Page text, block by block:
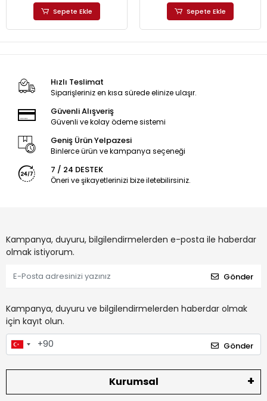
Sepete Ekle Sepete Ekle
Hızlı Teslimat
Siparişleriniz en kısa sürede elinize ulaşır.
Güvenli Alışveriş
Güvenli ve kolay ödeme sistemi
Geniş Ürün Yelpazesi
Binlerce ürün ve kampanya seçeneği
7 / 24 DESTEK
Öneri ve şikayetlerinizi bize iletebilirsiniz.
Kampanya, duyuru, bilgilendirmelerden e-posta ile haberdar
olmak istiyorum.
Gönder
Kampanya, duyuru ve bilgilendirmelerden haberdar olmak
için kayıt olun.
Gönder
Kurumsal